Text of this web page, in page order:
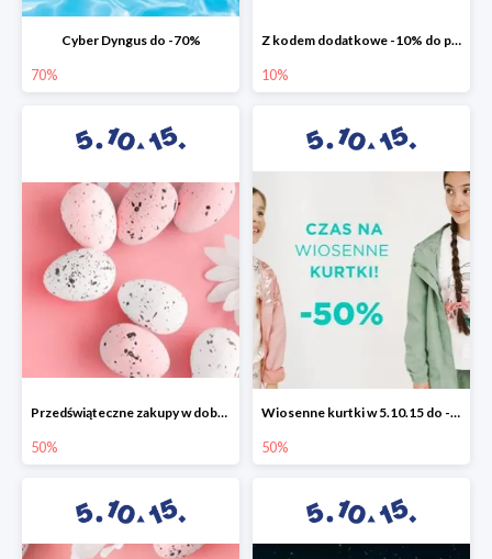
Cyber Dyngus do -70%
70%
Z kodem dodatkowe -10% do promocji -50%!
10%
Przedświąteczne zakupy w dobrym stylu -50%
50%
Wiosenne kurtki w 5.10.15 do -50%
50%